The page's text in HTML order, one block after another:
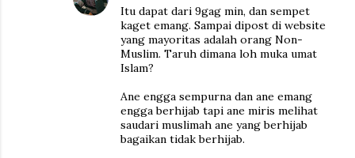
Itu dapat dari 9gag min, dan sempet
kaget emang. Sampai dipost di website
yang mayoritas adalah orang Non-
Muslim. Taruh dimana loh muka umat
Islam?
Ane engga sempurna dan ane emang
engga berhijab tapi ane miris melihat
saudari muslimah ane yang berhijab
bagaikan tidak berhijab.